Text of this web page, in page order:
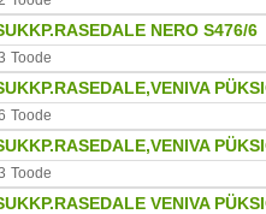
AS,tel.4330910,e-post epp@epp.ee
NERO S476/6
Toode
Toode
Toode
VENIVA